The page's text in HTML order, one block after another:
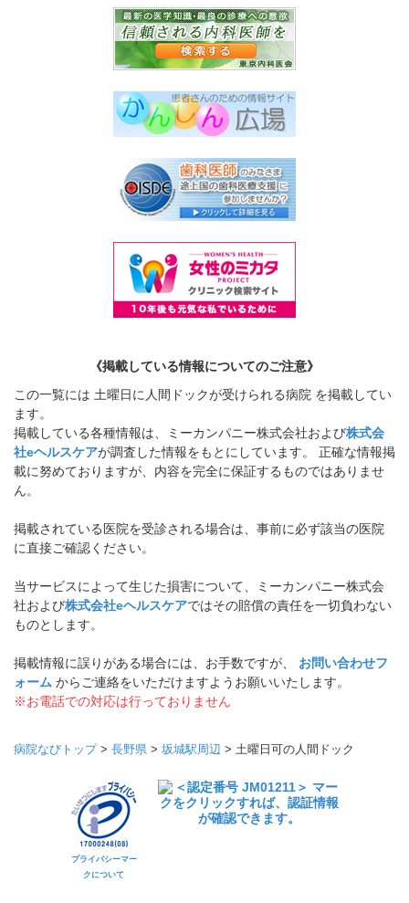
《掲載している情報についてのご注意》
この一覧には 土曜日に人間ドックが受けられる病院 を掲載してい
ます。
掲載している各種情報は、ミーカンパニー株式会社および株式会
社eヘルスケアが調査した情報をもとにしています。 正確な情報掲
載に努めておりますが、内容を完全に保証するものではありませ
ん。
掲載されている医院を受診される場合は、事前に必ず該当の医院
に直接ご確認ください。
当サービスによって生じた損害について、ミーカンパニー株式会
社および株式会社eヘルスケアではその賠償の責任を一切負わない
ものとします。
掲載情報に誤りがある場合には、お手数ですが、 お問い合わせフ
ォーム からご連絡をいただけますようお願いいたします。
※お電話での対応は行っておりません
病院なびトップ> 長野県 > 坂城駅周辺 > 土曜日可の人間ドック
プライバシーマー
クについて